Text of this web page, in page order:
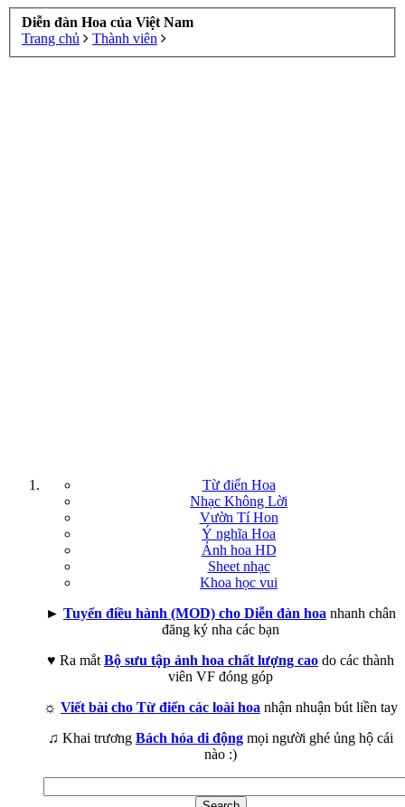
Diễn đàn Hoa của Việt Nam
Trang chủ
Thành viên
Từ điển Hoa
Nhạc Không Lời
Vườn Tí Hon
Ý nghĩa Hoa
Ảnh hoa HD
Sheet nhạc
Khoa học vui
► Tuyển điều hành (MOD) cho Diễn đàn hoa nhanh chân
đăng ký nha các bạn
♥ Ra mắt Bộ sưu tập ảnh hoa chất lượng cao do các thành
viên VF đóng góp
☼ Viết bài cho Từ điển các loài hoa nhận nhuận bút liền tay
♫ Khai trương Bách hóa di động mọi người ghé ủng hộ cái
nào :)